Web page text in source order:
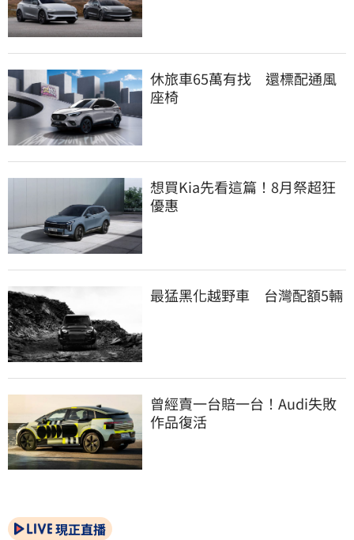
休旅車65萬有找　還標配通風
座椅
想買Kia先看這篇！8月祭超狂
優惠
最猛黑化越野車　台灣配額5輛
曾經賣一台賠一台！Audi失敗
作品復活
現正直播